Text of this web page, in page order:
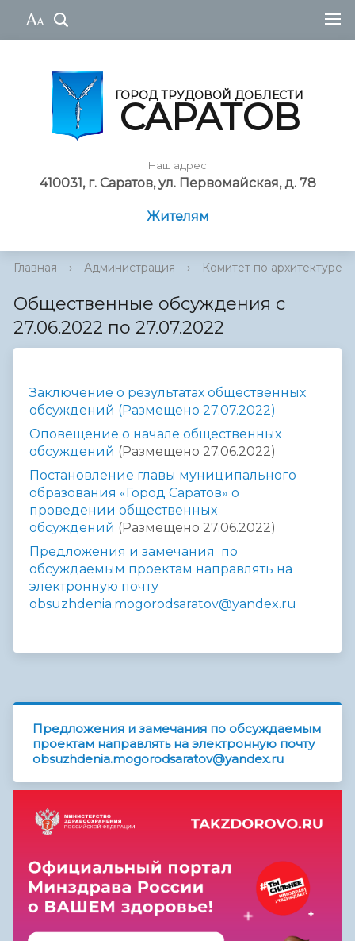
ГОРОД ТРУДОВОЙ ДОБЛЕСТИ
САРАТОВ
Наш адрес
410031, г. Саратов, ул. Первомайская, д. 78
Жителям
Главная › Администрация › Комитет по архитектуре
Общественные обсуждения с
27.06.2022 по 27.07.2022
Заключение о результатах общественных
обсуждений (Размещено 27.07.2022)
Оповещение о начале общественных
обсуждений (Размещено 27.06.2022)
Постановление главы муниципального
образования «Город Саратов» о
проведении общественных
обсуждений (Размещено 27.06.2022)
Предложения и замечания по
обсуждаемым проектам направлять на
электронную почту
obsuzhdenia.mogorodsaratov@yandex.ru
Предложения и замечания по обсуждаемым
проектам направлять на электронную почту
obsuzhdenia.mogorodsaratov@yandex.ru